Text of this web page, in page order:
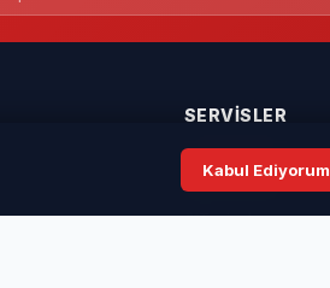
SERVISLER
Taziyeler
Kabul Ediyorum